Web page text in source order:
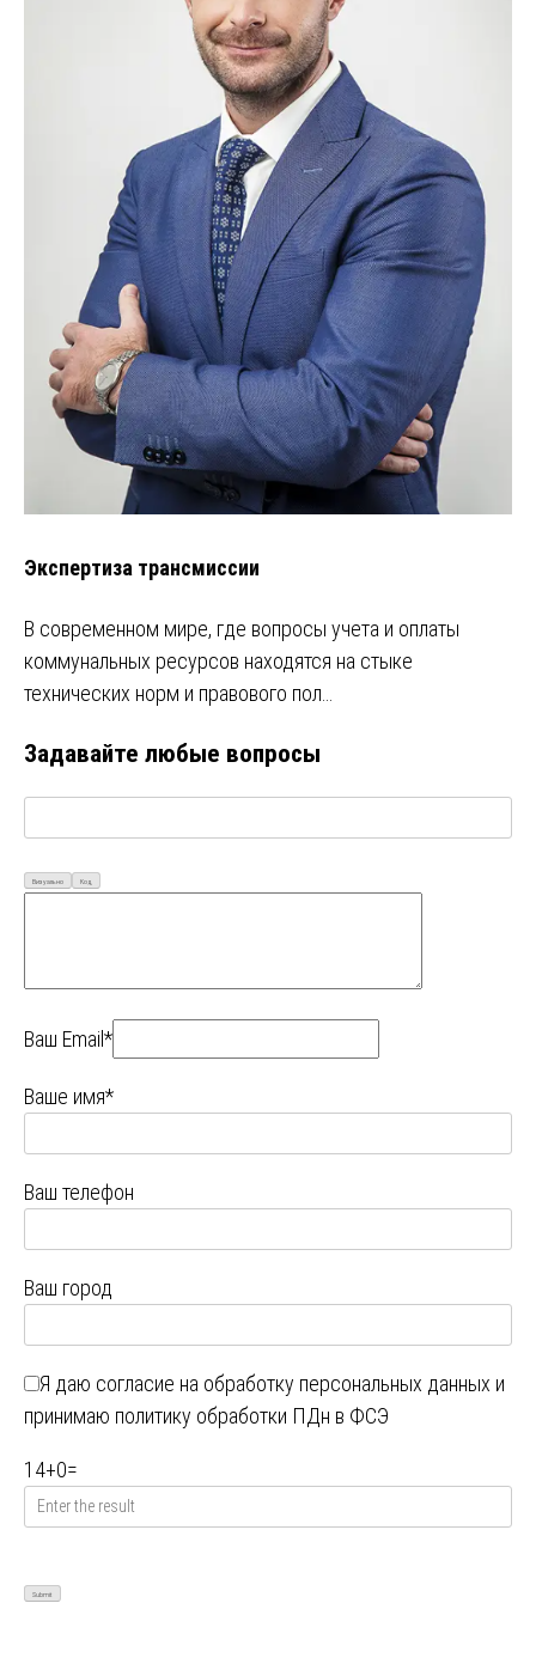
Экспертиза трансмиссии
В современном мире, где вопросы учета и оплаты
коммунальных ресурсов находятся на стыке
технических норм и правового пол…
Задавайте любые вопросы
Визуально Код
Ваш Email*
Ваше имя*
Ваш телефон
Ваш город
Я даю согласие на обработку персональных данных и
принимаю политику обработки ПДн в ФСЭ
14+0=